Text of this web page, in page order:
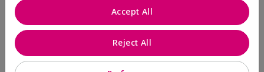
Sí, recomendaría a un amigo
¿Le ha resultado útil esta
23 0
Reject All
Accept All